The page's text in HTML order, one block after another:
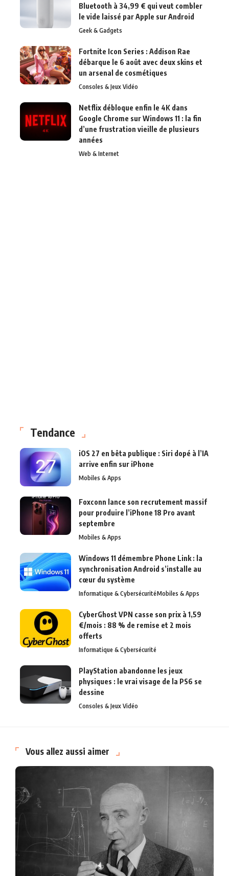
Bluetooth à 34,99 € qui veut combler
le vide laissé par Apple sur Android
Geek & Gadgets
Fortnite Icon Series : Addison Rae
débarque le 6 août avec deux skins et
un arsenal de cosmétiques
Consoles & Jeux Vidéo
Netflix débloque enfin le 4K dans
Google Chrome sur Windows 11 : la fin
d’une frustration vieille de plusieurs
années
Web & Internet
Tendance
iOS 27 en bêta publique : Siri dopé à l’IA
arrive enfin sur iPhone
Mobiles & Apps
Foxconn lance son recrutement massif
pour produire l’iPhone 18 Pro avant
septembre
Mobiles & Apps
Windows 11 démembre Phone Link : la
synchronisation Android s’installe au
cœur du système
Informatique & CybersécuritéMobiles & Apps
CyberGhost VPN casse son prix à 1,59
€/mois : 88 % de remise et 2 mois
offerts
Informatique & Cybersécurité
PlayStation abandonne les jeux
physiques : le vrai visage de la PS6 se
dessine
Consoles & Jeux Vidéo
Vous allez aussi aimer